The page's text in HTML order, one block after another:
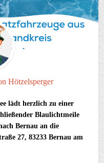
Hötzelsperger
lädt herzlich zu einer
Blaulichtmeile
Bernau an die
27, 83233 Bernau am